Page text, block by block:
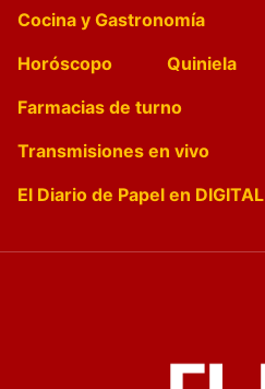
Cocina y Gastronomía
Horóscopo
Quiniela
Farmacias de turno
Transmisiones en vivo
El Diario de Papel en DIGITAL